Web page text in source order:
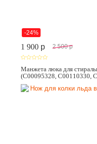
-24%
1 900 p 2 500 p
Манжета люка для
(C00095328, C00110330,